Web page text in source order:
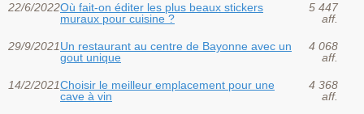
22/6/2022Où fait-on éditer les plus beaux stickers
muraux pour cuisine ?
5 447
aff.
29/9/2021Un restaurant au centre de Bayonne avec un
gout unique
4 068
aff.
14/2/2021Choisir le meilleur emplacement pour une
cave à vin
4 368
aff.